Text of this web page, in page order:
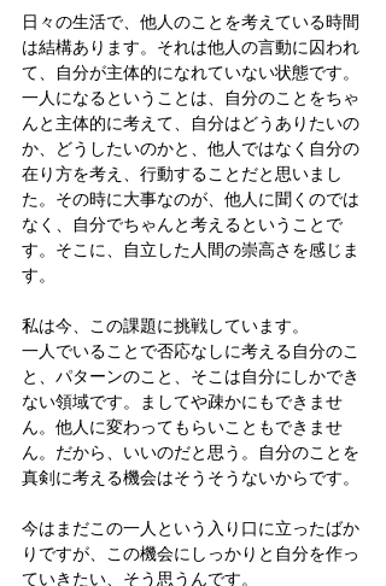
日々の生活で、他人のことを考えている時間
は結構あります。それは他人の言動に囚われ
て、自分が主体的になれていない状態です。
一人になるということは、自分のことをちゃ
んと主体的に考えて、自分はどうありたいの
か、どうしたいのかと、他人ではなく自分の
在り方を考え、行動することだと思いまし
た。その時に大事なのが、他人に聞くのでは
なく、自分でちゃんと考えるということで
す。そこに、自立した人間の崇高さを感じま
す。
私は今、この課題に挑戦しています。
一人でいることで否応なしに考える自分のこ
と、パターンのこと、そこは自分にしかでき
ない領域です。ましてや疎かにもできませ
ん。他人に変わってもらいこともできませ
ん。だから、いいのだと思う。自分のことを
真剣に考える機会はそうそうないからです。
今はまだこの一人という入り口に立ったばか
りですが、この機会にしっかりと自分を作っ
ていきたい、そう思うんです。